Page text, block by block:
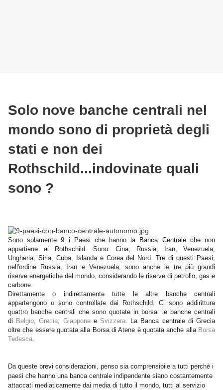
Solo nove banche centrali nel
mondo sono di proprietà degli
stati e non dei
Rothschild...indovinate quali
sono ?
Sono solamente 9 i Paesi che hanno la Banca Centrale che non
appartiene ai Rothschild. Sono: Cina, Russia, Iran, Venezuela,
Ungheria, Siria, Cuba, Islanda e Corea del Nord. Tre di questi Paesi,
nell'ordine Russia, Iran e Venezuela, sono anche le tre più grandi
riserve energetiche del mondo, considerando le riserve di petrolio, gas e
carbone.
Direttamente o indirettamente tutte le altre banche centrali
appartengono o sono controllate dai Rothschild. Ci sono addirittura
quattro banche centrali che sono quotate in borsa: le banche centrali
di Belgio ,Grecia Giapponee Svizzera . La Banca centrale di Grecia
oltre che essere quotata alla Borsa di Atene è quotata anche alla Borsa
Tedesca
Da queste brevi considerazioni, penso sia comprensibile a tutti perchè i
paesi che hanno una banca centrale indipendente siano costantemente
attaccati mediaticamente dai media di tutto il mondo, tutti al servizio